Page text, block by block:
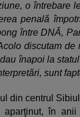
o întrebare
penală
între DNĂ,
discutam
înapoi la
sunt
din centrul
aparţinut, în anii